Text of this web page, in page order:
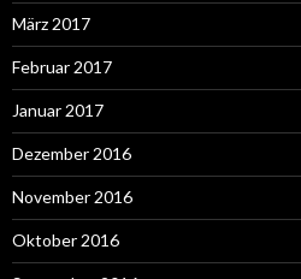
März 2017
Februar 2017
Januar 2017
Dezember 2016
November 2016
Oktober 2016